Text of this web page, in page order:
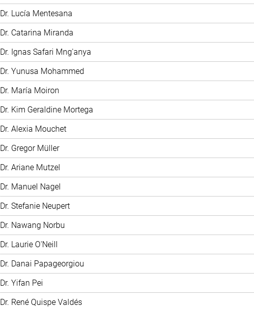
Dr. Lucía Mentesana
Dr. Catarina Miranda
Dr. Ignas Safari Mng'anya
Dr. Yunusa Mohammed
Dr. María Moiron
Dr. Kim Geraldine Mortega
Dr. Alexia Mouchet
Dr. Gregor Müller
Dr. Ariane Mutzel
Dr. Manuel Nagel
Dr. Stefanie Neupert
Dr. Nawang Norbu
Dr. Laurie O'Neill
Dr. Danai Papageorgiou
Dr. Yifan Pei
Dr. René Quispe Valdés